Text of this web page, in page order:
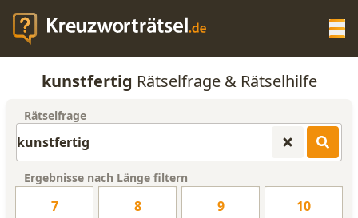
KREUZWORTRÄTSEL-HILFE
kunstfertig Rätselfrage & Rätselhilfe
Rätselfrage
Ergebnisse nach Länge filtern
7 8 9 10